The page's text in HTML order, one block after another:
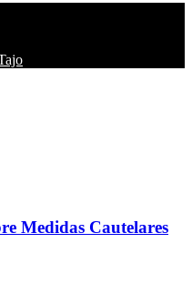
Medidas Cautelares